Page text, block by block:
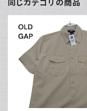
同じカテゴリの商品